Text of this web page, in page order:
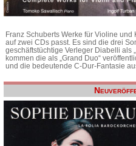
Franz Schuberts Werke für Violine
auf zwei CDs passt. Es sind die drei
geschäftstüchtige Verleger Diabelli als
kommen die als „Grand Duo“
und die bedeutende C-Dur-Fantasie